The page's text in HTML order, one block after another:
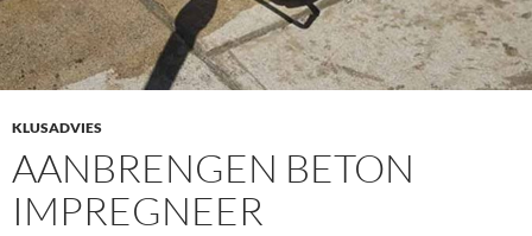
c
h
t
t
m
a
k
i
s
h
e
KLUSADVIES
AANBRENGEN BETON
IMPREGNEER